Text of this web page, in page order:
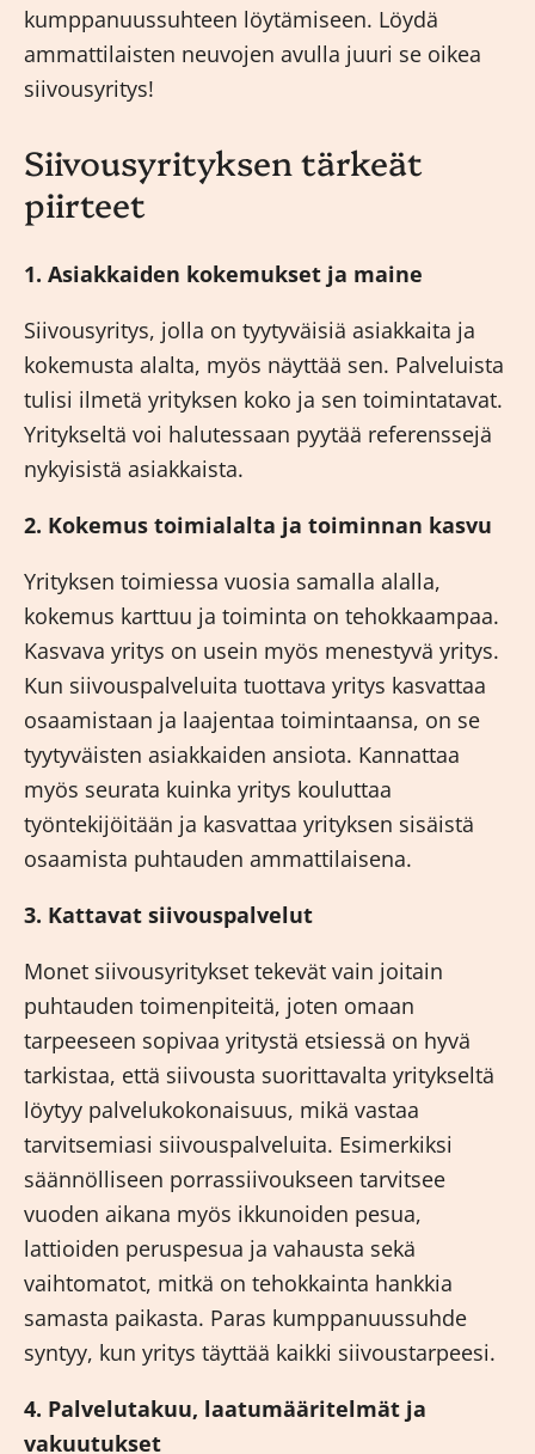
kumppanuussuhteen löytämiseen. Löydä
ammattilaisten neuvojen avulla juuri se oikea
siivousyritys!
Siivousyrityksen tärkeät
piirteet
1. Asiakkaiden kokemukset ja maine
Siivousyritys, jolla on tyytyväisiä asiakkaita ja
kokemusta alalta, myös näyttää sen. Palveluista
tulisi ilmetä yrityksen koko ja sen toimintatavat.
Yritykseltä voi halutessaan pyytää referenssejä
nykyisistä asiakkaista.
2. Kokemus toimialalta ja toiminnan kasvu
Yrityksen toimiessa vuosia samalla alalla,
kokemus karttuu ja toiminta on tehokkaampaa.
Kasvava yritys on usein myös menestyvä yritys.
Kun siivouspalveluita tuottava yritys kasvattaa
osaamistaan ja laajentaa toimintaansa, on se
tyytyväisten asiakkaiden ansiota. Kannattaa
myös seurata kuinka yritys kouluttaa
työntekijöitään ja kasvattaa yrityksen sisäistä
osaamista puhtauden ammattilaisena.
3. Kattavat siivouspalvelut
Monet siivousyritykset tekevät vain joitain
puhtauden toimenpiteitä, joten omaan
tarpeeseen sopivaa yritystä etsiessä on hyvä
tarkistaa, että siivousta suorittavalta yritykseltä
löytyy palvelukokonaisuus, mikä vastaa
tarvitsemiasi siivouspalveluita. Esimerkiksi
säännölliseen porrassiivoukseen tarvitsee
vuoden aikana myös ikkunoiden pesua,
lattioiden peruspesua ja vahausta sekä
vaihtomatot, mitkä on tehokkainta hankkia
samasta paikasta. Paras kumppanuussuhde
syntyy, kun yritys täyttää kaikki siivoustarpeesi.
4. Palvelutakuu, laatumääritelmät ja
vakuutukset